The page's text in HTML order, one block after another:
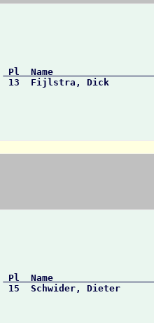
Pl  Name
13  Fijlstra, Dick
Pl  Name
15  Schwider, Dieter